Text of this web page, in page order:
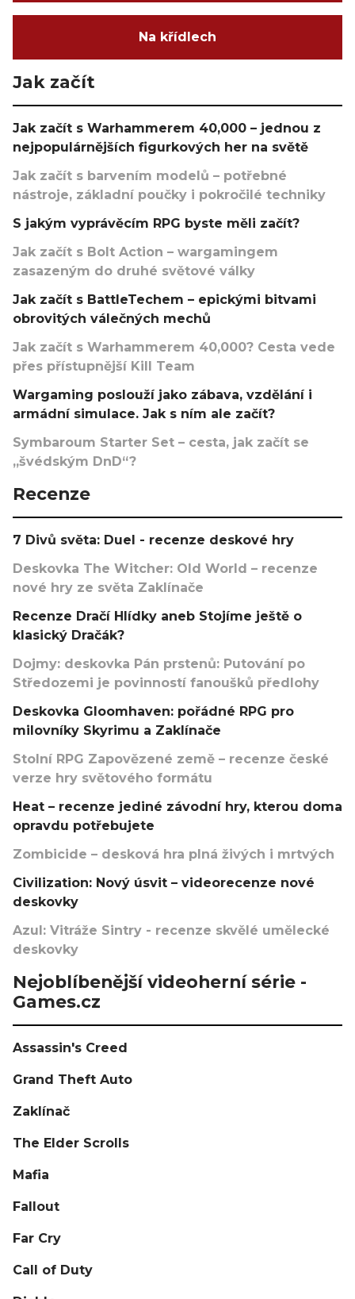
Na křídlech
Jak začít
Jak začít s Warhammerem 40,000 – jednou z
nejpopulárnějších figurkových her na světě
Jak začít s barvením modelů – potřebné
nástroje, základní poučky i pokročilé techniky
S jakým vyprávěcím RPG byste měli začít?
Jak začít s Bolt Action – wargamingem
zasazeným do druhé světové války
Jak začít s BattleTechem – epickými bitvami
obrovitých válečných mechů
Jak začít s Warhammerem 40,000? Cesta vede
přes přístupnější Kill Team
Wargaming poslouží jako zábava, vzdělání i
armádní simulace. Jak s ním ale začít?
Symbaroum Starter Set – cesta, jak začít se
„švédským DnD“?
Recenze
7 Divů světa: Duel - recenze deskové hry
Deskovka The Witcher: Old World – recenze
nové hry ze světa Zaklínače
Recenze Dračí Hlídky aneb Stojíme ještě o
klasický Dračák?
Dojmy: deskovka Pán prstenů: Putování po
Středozemi je povinností fanoušků předlohy
Deskovka Gloomhaven: pořádné RPG pro
milovníky Skyrimu a Zaklínače
Stolní RPG Zapovězené země – recenze české
verze hry světového formátu
Heat – recenze jediné závodní hry, kterou doma
opravdu potřebujete
Zombicide – desková hra plná živých i mrtvých
Civilization: Nový úsvit – videorecenze nové
deskovky
Azul: Vitráže Sintry - recenze skvělé umělecké
deskovky
Nejoblíbenější videoherní série -
Games.cz
Assassin's Creed
Grand Theft Auto
Zaklínač
The Elder Scrolls
Mafia
Fallout
Far Cry
Call of Duty